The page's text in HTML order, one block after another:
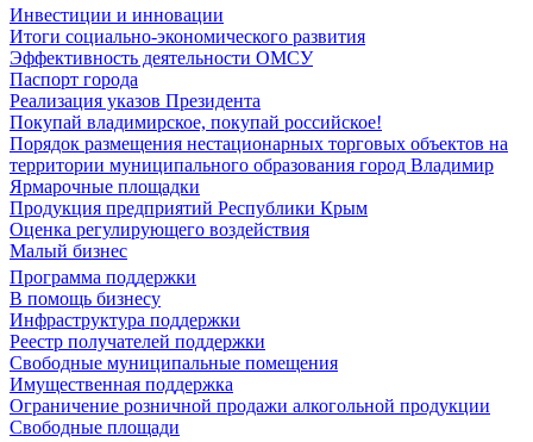
Инвестиции и инновации
Итоги социально-экономического развития
Эффективность деятельности ОМСУ
Паспорт города
Реализация указов Президента
Покупай владимирское, покупай российское!
Порядок размещения нестационарных торговых объектов на
территории муниципального образования город Владимир
Ярмарочные площадки
Продукция предприятий Республики Крым
Оценка регулирующего воздействия
Малый бизнес
Программа поддержки
В помощь бизнесу
Инфраструктура поддержки
Реестр получателей поддержки
Свободные муниципальные помещения
Имущественная поддержка
Ограничение розничной продажи алкогольной продукции
Свободные площади